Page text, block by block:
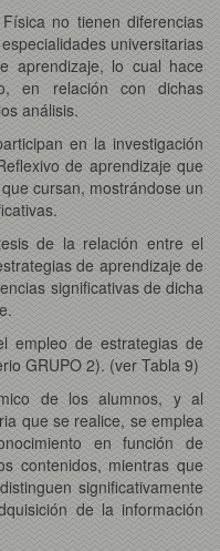
no tienen diferencias
universitarias
aprendizaje, lo cual hace
en relación con dichas
análisis.
en la investigación
de aprendizaje que
cursan, mostrándose un
de la relación entre el
de aprendizaje de
significativas de dicha
empleo de estrategias de
GRUPO 2). (ver Tabla 9)
de los alumnos, y al
que se realice, se emplea
en función de
contenidos, mientras que
significativamente
de la información